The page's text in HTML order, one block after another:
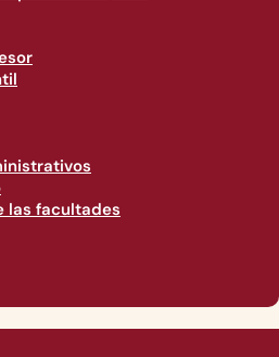
las facultades